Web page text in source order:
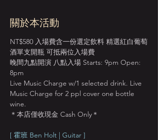
關於本活動
NT$580 入場費含一份選定飲料 精選紅白葡萄
酒單支開瓶 可抵兩位入場費
晚間九點開演 八點入場 Starts: 9pm Open:
8pm
Live Music Charge w/1 selected drink. Live
Music Charge for 2 ppl cover one bottle
wine.
＊本店僅收現金 Cash Only＊
[ 霍班 Ben Holt | Guitar ]